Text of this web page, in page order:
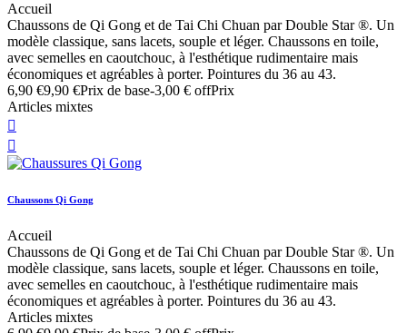
Accueil
Chaussons de Qi Gong et de Tai Chi Chuan par Double Star ®. Un
modèle classique, sans lacets, souple et léger. Chaussons en toile,
avec semelles en caoutchouc, à l'esthétique rudimentaire mais
économiques et agréables à porter. Pointures du 36 au 43.
6,90 €9,90 €Prix de base-3,00 € offPrix
Articles mixtes


Chaussons Qi Gong
Accueil
Chaussons de Qi Gong et de Tai Chi Chuan par Double Star ®. Un
modèle classique, sans lacets, souple et léger. Chaussons en toile,
avec semelles en caoutchouc, à l'esthétique rudimentaire mais
économiques et agréables à porter. Pointures du 36 au 43.
Articles mixtes